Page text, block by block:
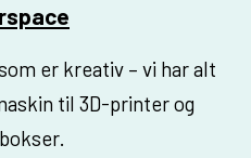
er kreativ – vi har alt
til 3D-printer og